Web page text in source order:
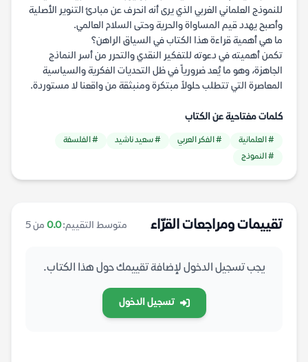
للنموذج العلماني الغربي الذي يرى أنه انحرف عن مبادئ التنوير الأصلية
وأصبح يهدد قيم المساواة والحرية وحتى السلام العالمي.
ما هي أهمية قراءة هذا الكتاب في السياق الراهن؟
تكمن أهميته في دعوته للتفكير النقدي والتحرر من أسر النماذج
الجاهزة، وهو ما يُعد ضرورياً في ظل التحديات الفكرية والسياسية
المعاصرة التي تتطلب حلولاً مبتكرة ومنبثقة من واقعنا لا مستوردة.
كلمات مفتاحية عن الكتاب
# العلمانية # الفكر العربي # سعيد ناشيد
# الفلسفة
# النموذج
تقييمات ومراجعات القرّاء متوسط التقييم:0.0 من 5
يجب تسجيل الدخول لإضافة تقييمك حول هذا الكتاب.
تسجيل الدخول